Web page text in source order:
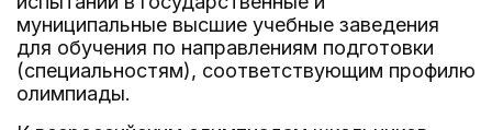
муниципальные высшие учебные заведения
для обучения по направлениям подготовки
(специальностям), соответствующим профилю
олимпиады.